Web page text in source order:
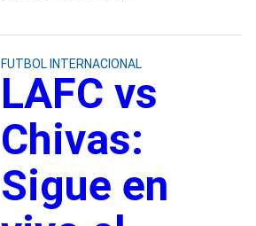
FUTBOL INTERNACIONAL
LAFC vs
Chivas:
Sigue en